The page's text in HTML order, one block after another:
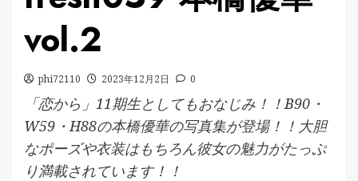
vol.2
phi72110 2023年12月2日 0
「恋から」11期生としてもおなじみ！！B90・
W59・H88の本橋優華の写真集が登場！！大胆
なポーズや衣装はもちろん彼女の魅力がたっぷ
り満載されています！！